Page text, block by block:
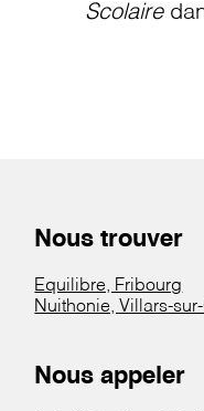
Scolaire
Nous trouver
Equilibre, Fribourg
Nuithonie, Villars-
Nous appeler